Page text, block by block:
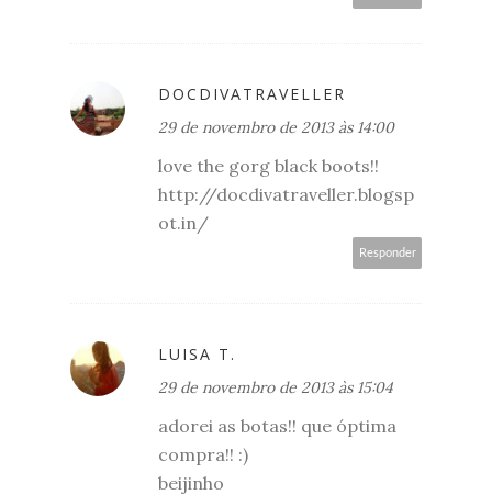
DOCDIVATRAVELLER
29 de novembro de 2013 às 14:00
love the gorg black boots!!
http://docdivatraveller.blogsp
ot.in/
Responder
LUISA T.
29 de novembro de 2013 às 15:04
adorei as botas!! que óptima
compra!! :)
beijinho